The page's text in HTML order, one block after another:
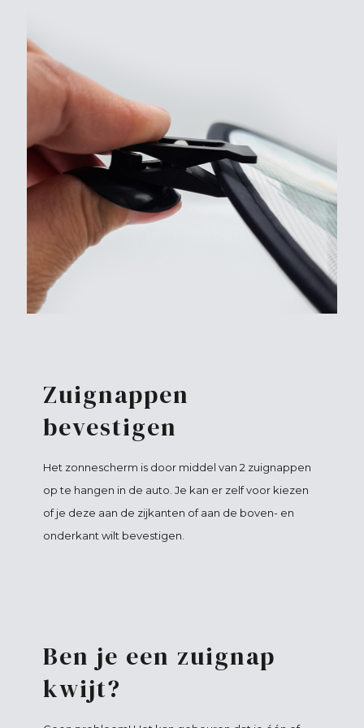
Zuignappen
bevestigen
Het zonnescherm is door middel van 2 zuignappen
op te hangen in de auto. Je kan er zelf voor kiezen
of je deze aan de zijkanten of aan de boven- en
onderkant wilt bevestigen.
Ben je een zuignap
kwijt?